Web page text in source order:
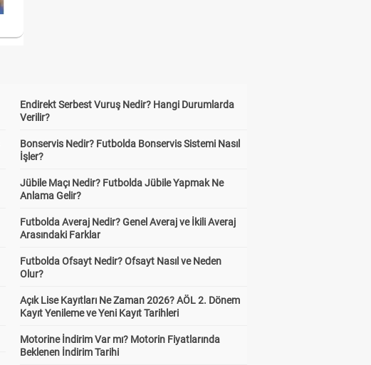
Endirekt Serbest Vuruş Nedir? Hangi Durumlarda
Verilir?
Bonservis Nedir? Futbolda Bonservis Sistemi Nasıl
İşler?
Jübile Maçı Nedir? Futbolda Jübile Yapmak Ne
Anlama Gelir?
Futbolda Averaj Nedir? Genel Averaj ve İkili Averaj
Arasındaki Farklar
Futbolda Ofsayt Nedir? Ofsayt Nasıl ve Neden
Olur?
Açık Lise Kayıtları Ne Zaman 2026? AÖL 2. Dönem
Kayıt Yenileme ve Yeni Kayıt Tarihleri
Motorine İndirim Var mı? Motorin Fiyatlarında
Beklenen İndirim Tarihi